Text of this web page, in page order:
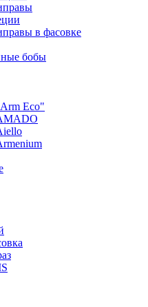
в фасовке
бобы
Eco"